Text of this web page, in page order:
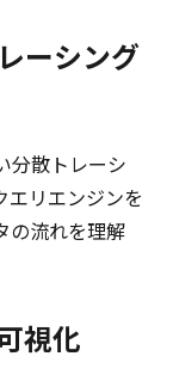
ーシング
分散トレーシ
エリエンジンを
の流れを理解
視化